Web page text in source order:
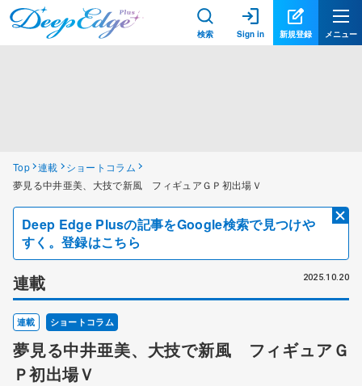
検索 Sign in 新規登録 メニュー
Top 連載
ショートコラム
夢見る中井亜美、大技で新風 フィギュアＧＰ初出場Ｖ
Deep Edge Plusの記事をGoogle検索で見つけや
すく。登録はこちら
連載 2025.10.20
連載 ショートコラム
夢見る中井亜美、大技で新風 フィギュアＧ
Ｐ初出場Ｖ